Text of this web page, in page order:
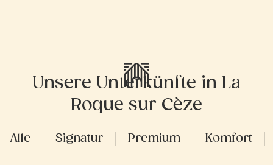
Unsere Unterkünfte in La
Roque sur Cèze
Alle Signatur Premium Komfort